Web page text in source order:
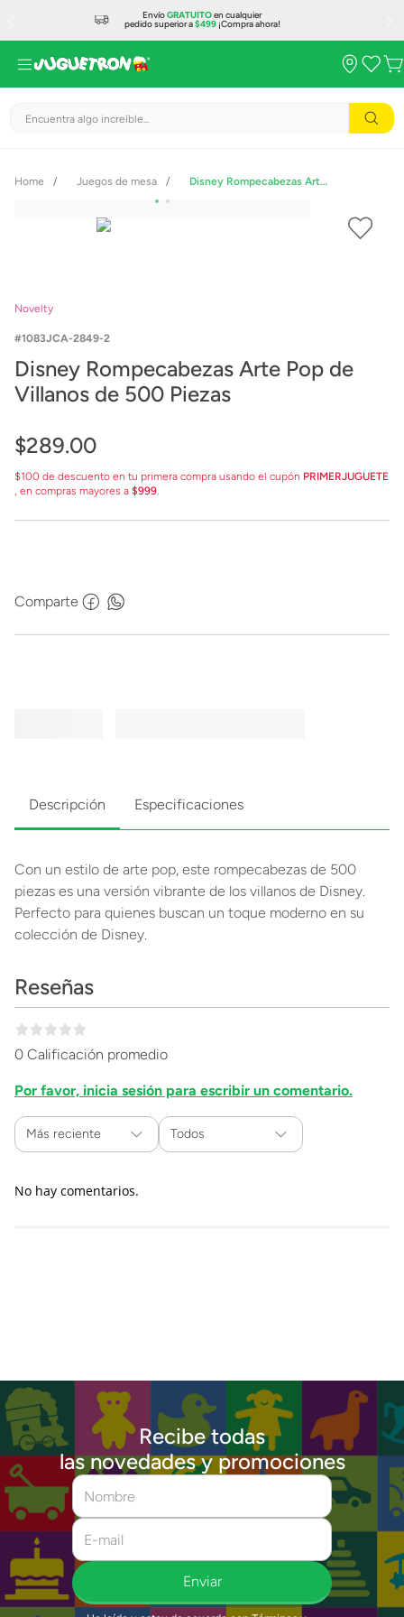
EnvíoGRATUITOen cualquier
pedido superior a$499¡Compra ahora!
Encuentra algo increíble...
Juegos de mesa Disney Rompecabezas Arte Pop de Villanos de 500 Piezas
Novelty
1083JCA-2849-2
Disney Rompecabezas Arte Pop de
Villanos de 500 Piezas
$289.00
$100 de descuento en tu primera compra usando el cupón PRIMERJUGUETE
, en compras mayores a $999.
Comparte
Descripción Especificaciones
Con un estilo de arte pop, este rompecabezas de 500
piezas es una versión vibrante de los villanos de Disney.
Perfecto para quienes buscan un toque moderno en su
colección de Disney.
Reseñas
0 Calificación promedio
Por favor, inicia sesión para escribir un comentario.
Más reciente Todos
No hay comentarios.
Recibe todas
las novedades y promociones
Enviar